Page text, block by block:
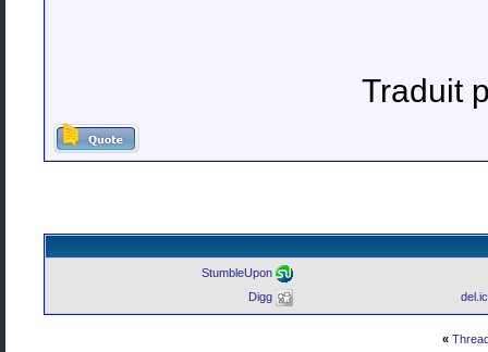
Traduit
StumbleUpon
Digg
»